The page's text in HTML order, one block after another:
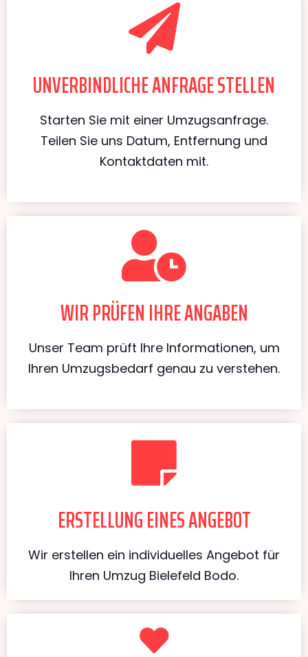
UNVERBINDLICHE ANFRAGE STELLEN
Starten Sie mit einer Umzugsanfrage.
Teilen Sie uns Datum, Entfernung und
Kontaktdaten mit.
WIR PRÜFEN IHRE ANGABEN
Unser Team prüft Ihre Informationen, um
Ihren Umzugsbedarf genau zu verstehen.
ERSTELLUNG EINES ANGEBOT
Wir erstellen ein individuelles Angebot für
Ihren Umzug Bielefeld Bodo.